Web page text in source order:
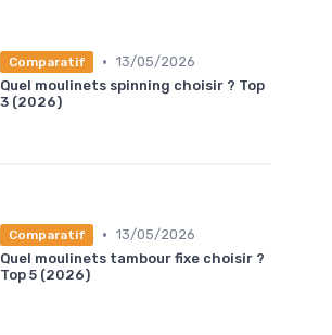
Comparatif • 13/05/2026
Quel moulinets spinning choisir ? Top
3 (2026)
Comparatif • 13/05/2026
Quel moulinets tambour fixe choisir ?
Top 5 (2026)